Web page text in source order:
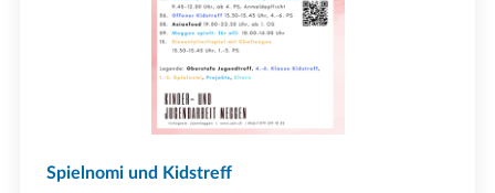
Spielnomi und Kidstreff